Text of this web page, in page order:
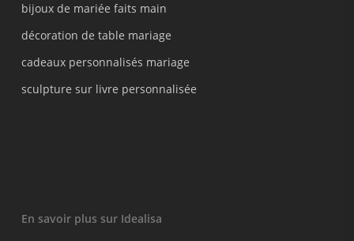
bijoux de mariée faits main
décoration de table mariage
cadeaux personnalisés mariage
sculpture sur livre personnalisée
En savoir plus sur Idealisa